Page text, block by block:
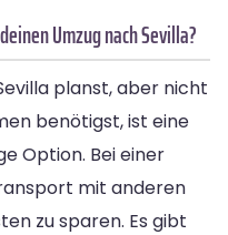
Umzug nach Sevilla?
planst, aber nicht
benötigst, ist eine
Option. Bei einer
mit anderen
zu sparen. Es gibt